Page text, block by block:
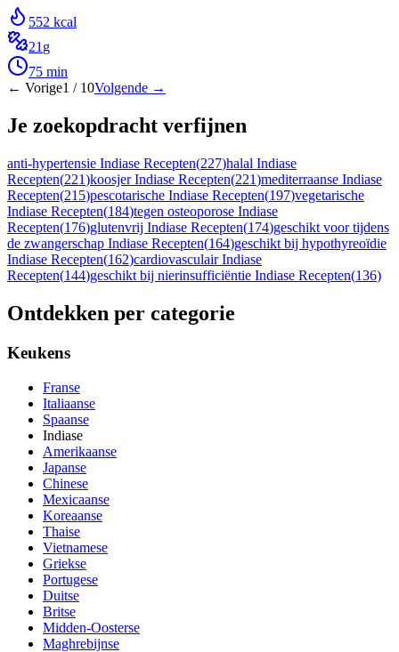
552 kcal
21 g
75 min
← Vorige1 / 10Volgende →
Je zoekopdracht verfijnen
anti-hypertensie Indiase Recepten(227)halal Indiase
Recepten(221)koosjer Indiase Recepten(221)mediterraanse Indiase
Recepten(215)pescotarische Indiase Recepten(197)vegetarische
Indiase Recepten(184)tegen osteoporose Indiase
Recepten(176)glutenvrij Indiase Recepten(174)geschikt voor tijdens
de zwangerschap Indiase Recepten(164)geschikt bij hypothyreoïdie
Indiase Recepten(162)cardiovasculair Indiase
Recepten(144)geschikt bij nierinsufficiëntie Indiase Recepten(136)
Ontdekken per categorie
Keukens
Franse
Italiaanse
Spaanse
Indiase
Amerikaanse
Japanse
Chinese
Mexicaanse
Koreaanse
Thaise
Vietnamese
Griekse
Portugese
Duitse
Britse
Midden-Oosterse
Maghrebijnse